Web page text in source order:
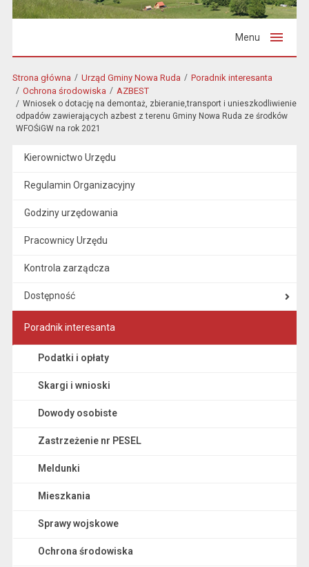
Menu
Strona główna Urząd Gminy Nowa Ruda
Poradnik interesanta
Ochrona środowiska
AZBEST
Wniosek o dotację na demontaż, zbieranie,transport i unieszkodliwienie
odpadów zawierających azbest z terenu Gminy Nowa Ruda ze środków
WFOŚiGW na rok 2021
Kierownictwo Urzędu
Regulamin Organizacyjny
Godziny urzędowania
Pracownicy Urzędu
Kontrola zarządcza
Dostępność
Poradnik interesanta
Podatki i opłaty
Skargi i wnioski
Dowody osobiste
Zastrzeżenie nr PESEL
Meldunki
Mieszkania
Sprawy wojskowe
Ochrona środowiska